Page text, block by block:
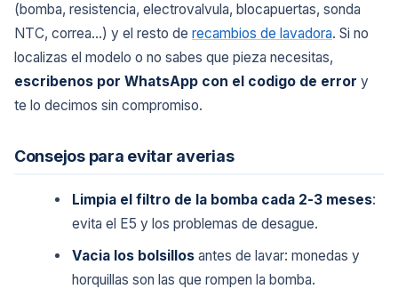
(bomba, resistencia, electrovalvula, blocapuertas, sonda
NTC, correa...) y el resto de recambios de lavadora. Si no
localizas el modelo o no sabes que pieza necesitas,
escribenos por WhatsApp con el codigo de error y
te lo decimos sin compromiso.
Consejos para evitar averias
Limpia el filtro de la bomba cada 2-3 meses:
evita el E5 y los problemas de desague.
Vacia los bolsillos antes de lavar: monedas y
horquillas son las que rompen la bomba.